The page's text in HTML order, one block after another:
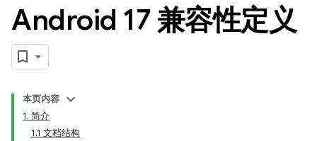
Android 17 兼容性定义
本页内容
1. 简介
1.1 文档结构